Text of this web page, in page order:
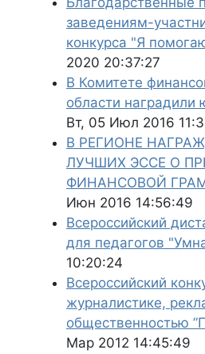
заведениям-
конкурса "Я
2020 20:37:27
В Комитете
области
Вт, 05 Июл 2016
В РЕГИОНЕ
ЛУЧШИХ ЭССЕ О
ФИНАНСОВОЙ
Июн 2016 14:56:49
Всероссийский
для педагогов
10:20:24
Всероссийский
журналистике,
общественностью
Мар 2012 14:45:49